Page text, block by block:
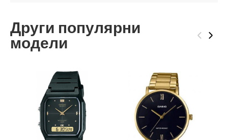
Други популярни
модели ‹ ›